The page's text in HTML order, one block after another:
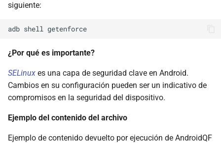
siguiente:
¿Por qué es importante?
SELinux es una capa de seguridad clave en Android.
Cambios en su configuración pueden ser un indicativo de
compromisos en la seguridad del dispositivo.
Ejemplo del contenido del archivo
Ejemplo de contenido devuelto por ejecución de AndroidQF